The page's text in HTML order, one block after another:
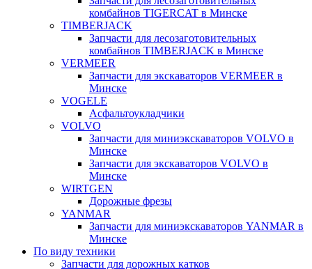
комбайнов TIGERCAT в Минске
TIMBERJACK
Запчасти для лесозаготовительных
комбайнов TIMBERJACK в Минске
VERMEER
Запчасти для экскаваторов VERMEER в
Минске
VOGELE
Асфальтоукладчики
VOLVO
Запчасти для миниэкскаваторов VOLVO в
Минске
Запчасти для экскаваторов VOLVO в
Минске
WIRTGEN
Дорожные фрезы
YANMAR
Запчасти для миниэкскаваторов YANMAR в
Минске
По виду техники
Запчасти для дорожных катков